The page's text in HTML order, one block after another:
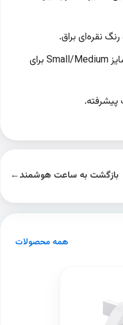
نقره‌ای براق.
بند ورزشی Anchor Blue با دو سایز Small/Medium برای
بازگشت به ساعت هوشمند←
همه محصولات